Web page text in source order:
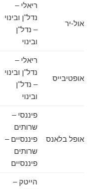
אול-יר
ריאלי –
נדל"ן ובינוי
– נדל"ן
ובינוי
אופטיבייס
ריאלי –
נדל"ן ובינוי
– נדל"ן
ובינוי
אופל בלאנס
פיננסי –
שרותים
פיננסיים –
שרותים
פיננסיים
הייטק –